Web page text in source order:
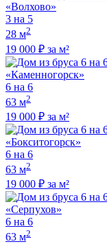
«Волхово»
3 на 5
28 м2
19 000 ₽ за м²
«Каменногорск»
6 на 6
63 м2
19 000 ₽ за м²
«Бокситогорск»
6 на 6
63 м2
19 000 ₽ за м²
«Серпухов»
6 на 6
63 м2